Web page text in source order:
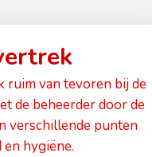
ruim van tevoren bij de
de beheerder door de
verschillende punten
hygiëne.